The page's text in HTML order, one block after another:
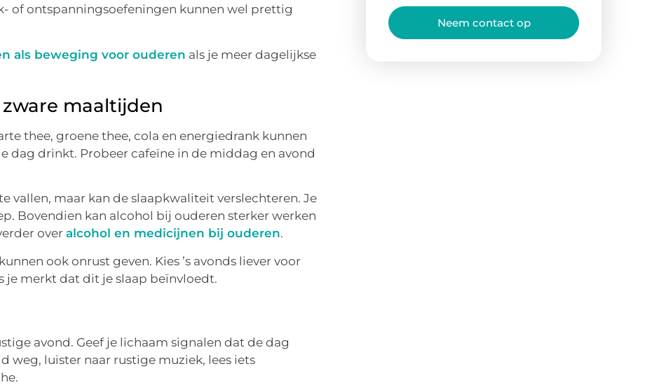
of ontspanningsoefeningen kunnen wel prettig
als beweging voor ouderen als je meer dagelijkse
maaltijden
thee, groene thee, cola en energiedrank kunnen
dag drinkt. Probeer cafeïne in de middag en avond
vallen, maar kan de slaapkwaliteit verslechteren. Je
Bovendien kan alcohol bij ouderen sterker werken
over alcohol en medicijnen bij ouderen.
ook onrust geven. Kies ’s avonds liever voor
je merkt dat dit je slaap beïnvloedt.
avond. Geef je lichaam signalen dat de dag
weg, luister naar rustige muziek, lees iets
Neem contact op